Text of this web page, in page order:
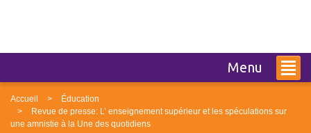
Menu
Accueil
Éducation
Revue de presse: L’ enseignement supérieur et les spéculations sur
une amnistie à la Une des quotidiens